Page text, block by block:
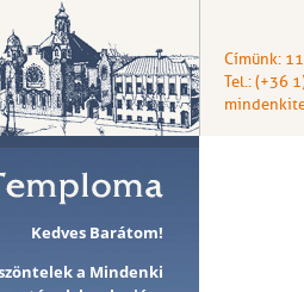
Címünk:
Tel.: (+36
Kedves Barátom!
a Mindenki